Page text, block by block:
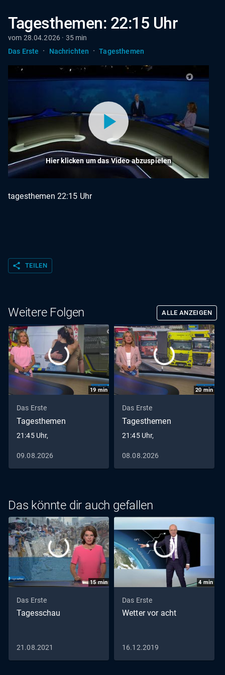
Tagesthemen: 22:15 Uhr
vom 28.04.2026 · 35 min
Das Erste
· Nachrichten · Tagesthemen
Hier klicken um das Video abzuspielen
tagesthemen 22:15 Uhr
share TEILEN
Weitere Folgen ALLE ANZEIGEN
19min
Das Erste
Tagesthemen
21:45 Uhr,
09.08.2026
20min
Das Erste
Tagesthemen
21:45 Uhr,
08.08.2026
Das könnte dir auch gefallen
15min
Das Erste
Tagesschau
21.08.2021
4min
Das Erste
Wetter vor acht
16.12.2019